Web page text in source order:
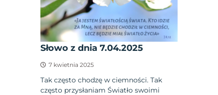
Słowo z dnia 7.04.2025
7 kwietnia 2025
Tak często chodzę w ciemności. Tak
często przysłaniam Światło swoimi